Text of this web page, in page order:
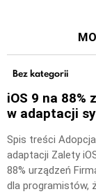
Bez kategorii
iOS 9 na 88%
w adaptacji
Spis treści
adaptacji Zalety
88% urządzeń
dla programistów,